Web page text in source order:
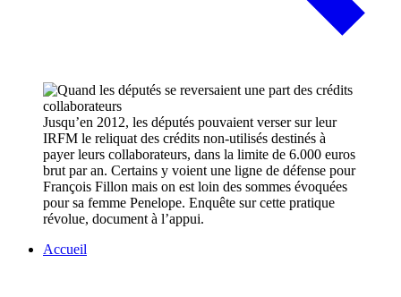
Jusqu’en 2012, les députés pouvaient verser sur leur
IRFM le reliquat des crédits non-utilisés destinés à
payer leurs collaborateurs, dans la limite de 6.000 euros
brut par an. Certains y voient une ligne de défense pour
François Fillon mais on est loin des sommes évoquées
pour sa femme Penelope. Enquête sur cette pratique
révolue, document à l’appui.
Accueil